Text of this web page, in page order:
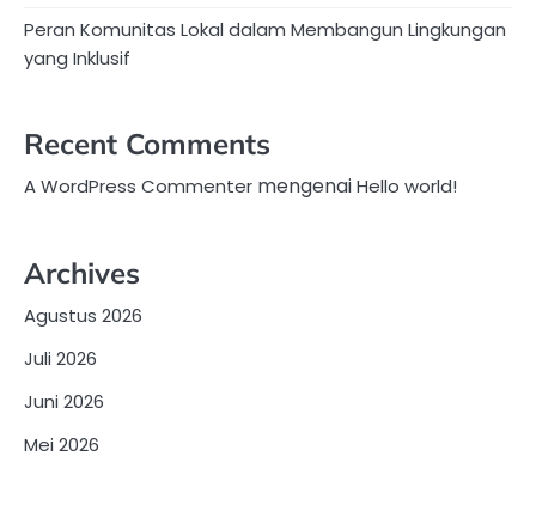
Peran Komunitas Lokal dalam Membangun Lingkungan
yang Inklusif
Recent Comments
A WordPress Commenter mengenaiHello world!
Archives
Agustus 2026
Juli 2026
Juni 2026
Mei 2026